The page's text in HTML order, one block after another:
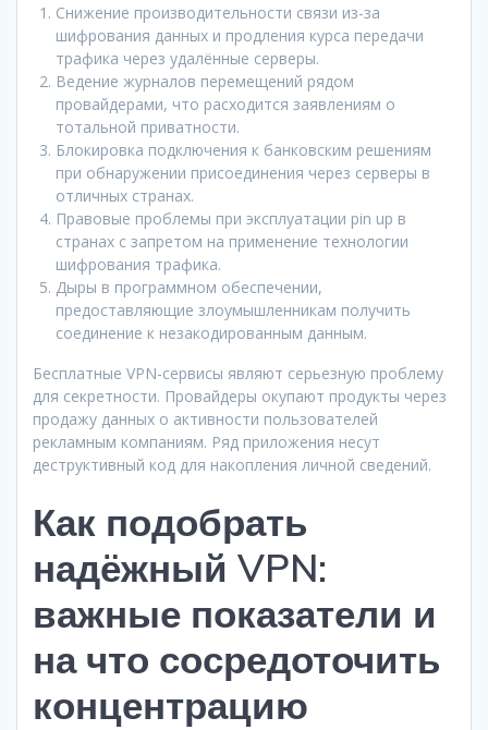
Снижение производительности связи из-за
шифрования данных и продления курса передачи
трафика через удалённые серверы.
Ведение журналов перемещений рядом
провайдерами, что расходится заявлениям о
тотальной приватности.
Блокировка подключения к банковским решениям
при обнаружении присоединения через серверы в
отличных странах.
Правовые проблемы при эксплуатации pin up в
странах с запретом на применение технологии
шифрования трафика.
Дыры в программном обеспечении,
предоставляющие злоумышленникам получить
соединение к незакодированным данным.
Бесплатные VPN-сервисы являют серьезную проблему
для секретности. Провайдеры окупают продукты через
продажу данных о активности пользователей
рекламным компаниям. Ряд приложения несут
деструктивный код для накопления личной сведений.
Как подобрать
надёжный VPN:
важные показатели и
на что сосредоточить
концентрацию